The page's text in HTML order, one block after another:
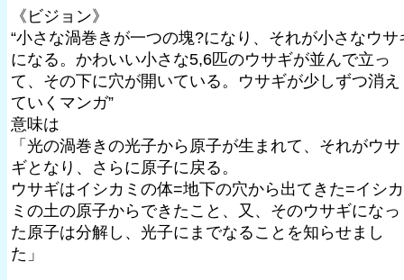
《ビジョン》
“小さな渦巻きが一つの塊?になり、それが小さなウサ
になる。かわいい小さな5,6匹のウサギが並んで立っ
て、その下に穴が開いている。ウサギが少しずつ消え
ていくマンガ”
意味は
「光の渦巻きの光子から原子が生まれて、それがウサ
ギとなり、さらに原子に戻る。
ウサギはイシカミの体=地下の穴から出てきた=イシカ
ミの土の原子からできたこと、又、そのウサギになっ
た原子は分解し、光子にまでなることを知らせまし
た」